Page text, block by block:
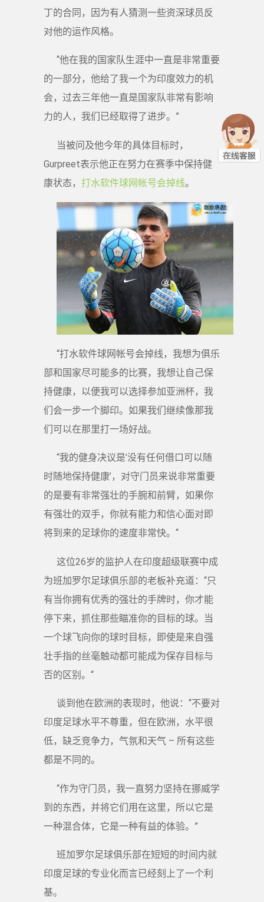
丁的合同，因为有人猜测一些资深球员反
对他的运作风格。
“他在我的国家队生涯中一直是非常重要
的一部分，他给了我一个为印度效力的机
会，过去三年他一直是国家队非常有影响
力的人，我们已经取得了进步。”
当被问及他今年的具体目标时，
Gurpreet表示他正在努力在赛季中保持健
康状态， 打水软件球网帐号会掉线。
“打水软件球网帐号会掉线，我想为俱乐
部和国家尽可能多的比赛，我想让自己保
持健康，以便我可以选择参加亚洲杯，我
们会一步一个脚印。如果我们继续像那我
们可以在那里打一场好战。
“我的健身决议是’没有任何借口可以随
时随地保持健康’，对守门员来说非常重要
的是要有非常强壮的手腕和前臂，如果你
有强壮的双手，你就有能力和信心面对即
将到来的足球你的速度非常快。“
这位26岁的监护人在印度超级联赛中成
为班加罗尔足球俱乐部的老板补充道：“只
有当你拥有优秀的强壮的手牌时，你才能
停下来，抓住那些瞄准你的目标的球。当
一个球飞向你的球时目标，即使是来自强
壮手指的丝毫触动都可能成为保存目标与
否的区别。“
谈到他在欧洲的表现时，他说：“不要对
印度足球水平不尊重，但在欧洲，水平很
低，缺乏竞争力，气氛和天气 – 所有这些
都是不同的。
“作为守门员，我一直努力坚持在挪威学
到的东西，并将它们用在这里，所以它是
一种混合体，它是一种有益的体验。”
班加罗尔足球俱乐部在短短的时间内就
印度足球的专业化而言已经刻上了一个利
基。